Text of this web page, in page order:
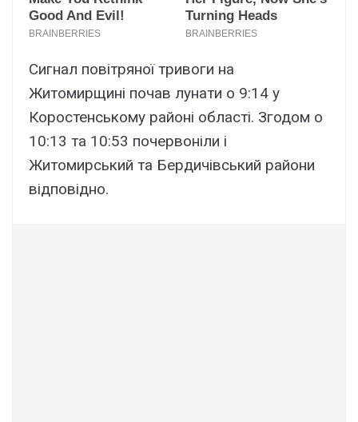
Сигнал повітряної тривоги на
Житомирщині почав лунати о 9:14 у
Коростенському районі області. Згодом о
10:13 та 10:53 почервоніли і
Житомирський та Бердичівський райони
відповідно.